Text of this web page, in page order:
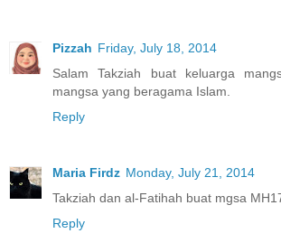
Pizzah Friday, July 18, 2014
Salam Takziah buat keluarga
mangsa yang beragama Islam.
Reply
Maria Firdz Monday, July 21, 2014
Takziah dan al-Fatihah buat mgsa MH17
Reply